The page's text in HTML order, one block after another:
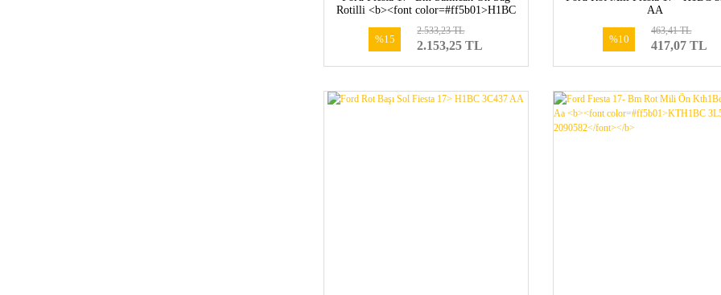
Rotilli <b><font color=#ff5b01>H1BC
%15
2.153,25 TL
2.533,23 TL
AA
%10 417,07 TL
463,41 TL